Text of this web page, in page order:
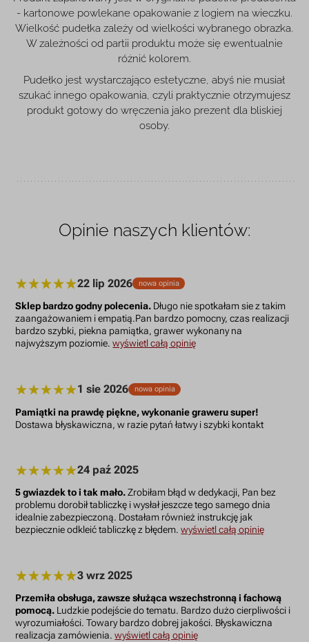
- kartonowe powlekane opakowanie z logiem na wieczku.
Wielkość pudełka zależy od wielkości wybranego obrazka.
W zależności od partii produktu może się ewentualnie
różnić kolorem.
Pudełko jest wystarczająco estetyczne, abyś nie musiał
szukać innego opakowania, czyli praktycznie otrzymujesz
produkt gotowy do wręczenia jako prezent dla bliskiej
osoby.
Opinie naszych klientów:
22 lip 2026 nowa opinia
Sklep bardzo godny polecenia. Długo nie spotkałam sie z takim
zaangażowaniem i empatią.Pan bardzo pomocny, czas realizacji
bardzo szybki, piekna pamiątka, grawer wykonany na
najwyższym poziomie.wyświetl całą opinię
1 sie 2026 nowa opinia
Pamiątki na prawdę piękne, wykonanie graweru super!
Dostawa błyskawiczna, w razie pytań łatwy i szybki kontakt
24 paź 2025
5 gwiazdek to i tak mało.Zrobiłam błąd w dedykacji, Pan bez
problemu dorobił tabliczkę i wysłał jeszcze tego samego dnia
idealnie zabezpieczoną. Dostałam również instrukcję jak
bezpiecznie odkleić tabliczkę z błędem.wyświetl całą opinię
3 wrz 2025
Przemiła obsługa, zawsze służąca wszechstronną i fachową
pomocą. Ludzkie podejście do tematu. Bardzo dużo cierpliwości i
wyrozumiałości. Towary bardzo dobrej jakości. Błyskawiczna
realizacja zamówienia.wyświetl całą opinię